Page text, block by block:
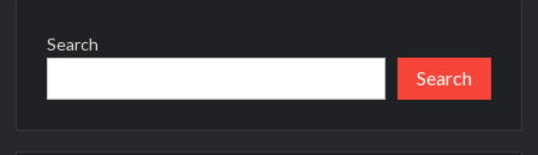
Search
Search